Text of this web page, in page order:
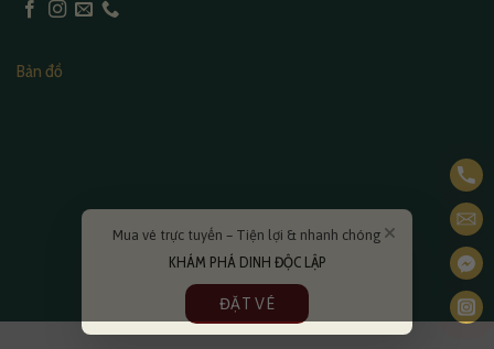
Bản đồ
Mua vé trực tuyến – Tiện lợi & nhanh chóng
KHÁM PHÁ DINH ĐỘC LẬP
ĐẶT VÉ